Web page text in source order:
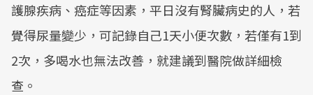
護腺疾病、癌症等因素，平日沒有腎臟病史的人，若
覺得尿量變少，可記錄自己1天小便次數，若僅有1到
2次，多喝水也無法改善，就建議到醫院做詳細檢
查。